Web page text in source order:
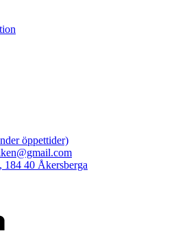
öppettider)
184 40 Åkersberga